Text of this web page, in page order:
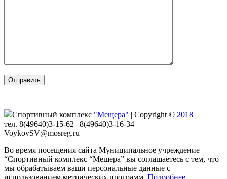
Спортивный комплекс "Мещера" | Copyright © 2018
тел. 8(49640)3-15-62 | 8(49640)3-16-34
VoykovSV@mosreg.ru
Во время посещения сайта Муниципальное учреждение
“Спортивный комплекс “Мещера” вы соглашаетесь с тем, что
мы обрабатываем ваши персональные данные с
использованием метрических программ. Подробнее